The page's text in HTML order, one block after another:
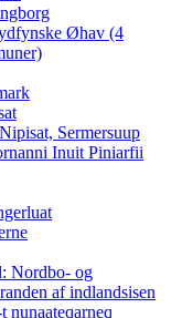
Øhav (4
Sermersuup
Inuit Piniarfii
Nordbo- og
af indlandsisen
nunaateqarneq